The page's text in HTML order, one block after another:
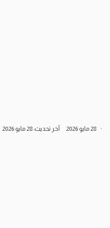
28 مايو 2026 آخر تحديث: 28 مايو 2026